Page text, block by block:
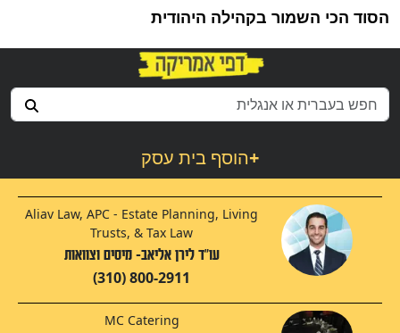
הסוד הכי השמור בקהילה היהודית
הוסף בית עסק+
Aliav Law, APC - Estate Planning, Living
Trusts, & Tax Law
עו"ד לירן אליאב- מיסים וצוואות
(310) 800-2911
MC Catering